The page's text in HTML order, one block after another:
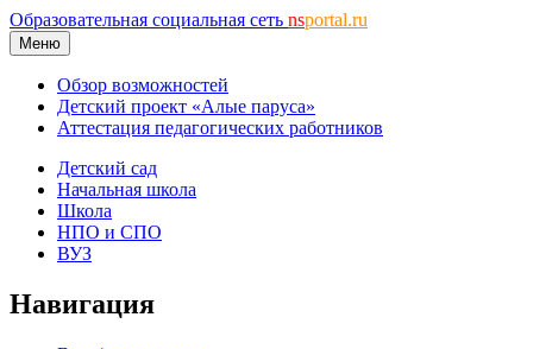
Образовательная социальная сеть nsportal.ru
Меню
Обзор возможностей
Детский проект «Алые паруса»
Аттестация педагогических работников
Детский сад
Начальная школа
Школа
НПО и СПО
ВУЗ
Навигация